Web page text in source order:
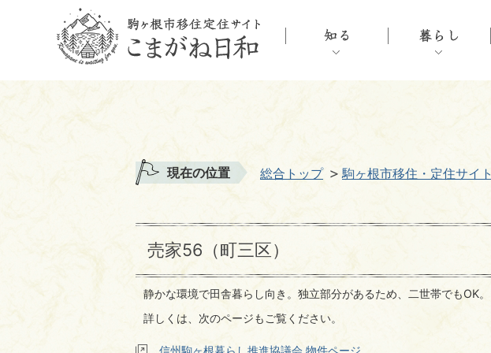
現在の位置 総合トップ 駒ヶ根市移住・定住サイト
売家56（町三区）
静かな環境で田舎暮らし向き。独立部分があるため、二世帯でもOK。
詳しくは、次のページもご覧ください。
信州駒ヶ根暮らし推進協議会 物件ページ